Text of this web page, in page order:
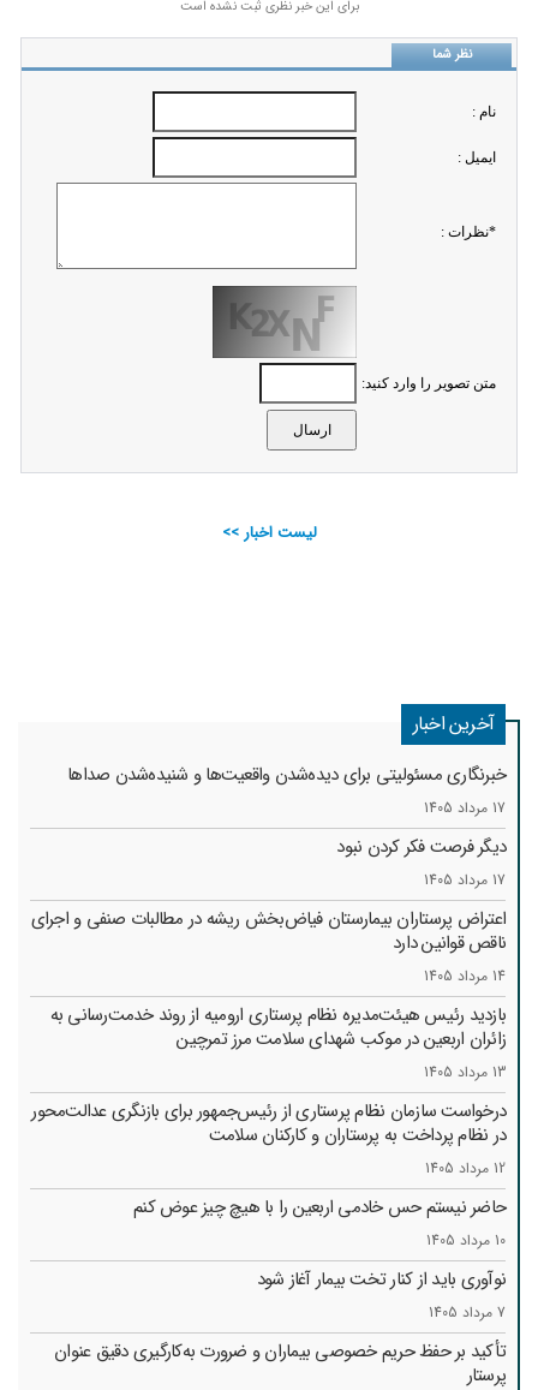
برای این خبر نظری ثبت نشده است
نظر شما
نام :
ايميل :
*نظرات :
متن تصویر را وارد کنید:
لیست اخبار >>
آخرین اخبار
خبرنگاری مسئولیتی برای دیده‌شدن واقعیت‌ها و شنیده‌شدن صداها
17 مرداد 1405
دیگر فرصت فکر کردن نبود
17 مرداد 1405
اعتراض پرستاران بیمارستان فیاض‌بخش ریشه در مطالبات صنفی و اجرای
ناقص قوانین دارد
14 مرداد 1405
بازدید رئیس هیئت‌مدیره نظام پرستاری ارومیه از روند خدمت‌رسانی به
زائران اربعین در موکب شهدای سلامت مرز تمرچین
13 مرداد 1405
درخواست سازمان نظام پرستاری از رئیس‌جمهور برای بازنگری عدالت‌محور
در نظام پرداخت به پرستاران و کارکنان سلامت
12 مرداد 1405
حاضر نیستم حس خادمی اربعین را با هیچ چیز عوض کنم
10 مرداد 1405
نوآوری باید از کنار تخت بیمار آغاز شود
7 مرداد 1405
تأکید بر حفظ حریم خصوصی بیماران و ضرورت به‌کارگیری دقیق عنوان
پرستار